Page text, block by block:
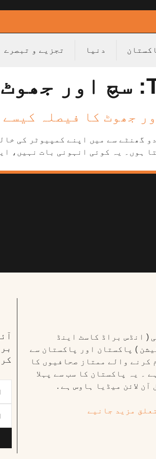
دنیا تجزیے و تبصرے
سچ اور
جھوٹ کا فیصلہ کیسے
گھنٹے سے میں اپنے کمپیوٹر کی
ہوں۔ یہ کوئی انہونی بات نہیں،
( انڈس براڈ کاسٹ اینڈ
) پاکستان اور پاکستان سے
کرنے والے ممتاز صحافیوں کا
۔ یہ پاکستان کا سب سے پہلا
آن لائن میڈیا ہاوس ہے .
مزید جانیے